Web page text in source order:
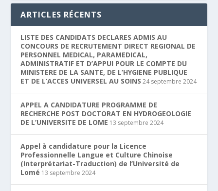
ARTICLES RÉCENTS
LISTE DES CANDIDATS DECLARES ADMIS AU
CONCOURS DE RECRUTEMENT DIRECT REGIONAL DE
PERSONNEL MEDICAL, PARAMEDICAL,
ADMINISTRATIF ET D’APPUI POUR LE COMPTE DU
MINISTERE DE LA SANTE, DE L’HYGIENE PUBLIQUE
ET DE L’ACCES UNIVERSEL AU SOINS 24 septembre 2024
APPEL A CANDIDATURE PROGRAMME DE
RECHERCHE POST DOCTORAT EN HYDROGEOLOGIE
DE L’UNIVERSITE DE LOME 13 septembre 2024
Appel à candidature pour la Licence
Professionnelle Langue et Culture Chinoise
(Interprétariat-Traduction) de l’Université de
Lomé 13 septembre 2024